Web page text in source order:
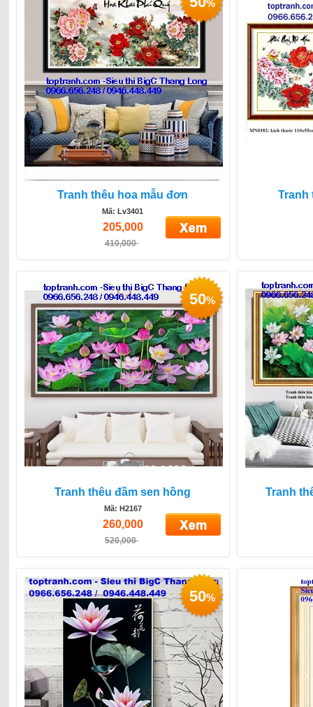
Tranh thêu hoa mẫu đơn
Mã: Lv3401
205,000
410,000
%
Tranh
Tranh thêu đầm sen hồng
Mã: H2167
260,000
520,000
50%
Tranh
50%